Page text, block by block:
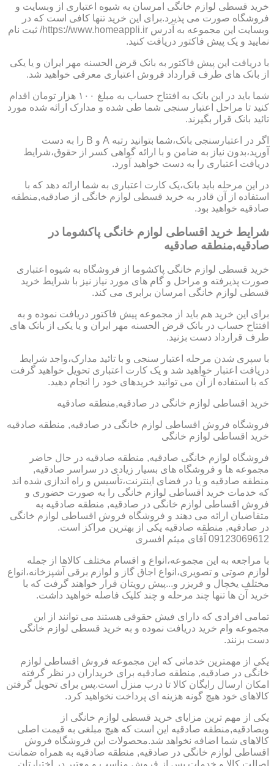
خرید قسطی لوازم خانگی امرسان به شیوه اعتباری از وبسایت و
فروشگاه صورت می پذیرد.برای این خرید تنها کافی است که در
وبسایت این مجموعه به آدرس https://www.homeappli.ir/ ثبت نام
نمایید و یک پیش فاکتور دریافت کنید.
با دریافت این پیش فاکتور به بانک قرض الحسنه مهر ایران و یا یکی
از بانک های طرف قرارداد فروش اعتباری معرفی خواهید شد.
شما باید در این بانک به افتتاح حساب به مبلغ ۱۰۰ هزار تومان اقدام
کنید تا مراحل اعتبار سنجی شما طی شده و مدارک ارائه شده مورد
تائید بانک قرار بگیرند.
اگر در اعتبارسنجی بانک،شما بتوانید رتبه A و B را به دست
آورید،بدون نیاز به ضامن و با ارائه گواهی کسر از حقوق،شرایط
دریافت اعتباری را به دست خواهید آورد.
در این مرحله باید بانک،یک کارت اعتباری به شما ارائه دهد که با
استفاده از آن قادر به خرید قسطی لوازم خانگی از صادقیه,منطقه
صادقیه خواهید بود.
شرایط خرید اقساطی لوازم خانگی پاکشوما در
صادقیه,منطقه صادقیه
خرید قسطی لوازم خانگی پاکشوما از فروشگاه به شیوه اعتباری
صورت پذیرفته و مراحل و گام های مورد نیاز نیز با شرایط خرید
قسطی لوازم خانگی امرسان برابری می کند.
برای این خرید هم باید از مجموعه پیش فاکتور دریافت نموده و به
افتتاح حساب در بانک قرض الحسنه مهر ایران و یا یکی از بانک های
طرف قرارداد دست بزنید.
با سپری شدن مرحله اعتبار سنجی و با تائید مدارک،واجد شرایط
دریافت اعتبار خواهید شد و یک کارت اعتباری تحویل خواهید گرفت
که با استفاده از آن می توانید خریدهای خود را انجام دهید.
خرید اقساطی لوازم خانگی در صادقیه,منطقه صادقیه
فروشگاه فروش اقساطی لوازم خانگی در صادقیه, منطقه صادقیه
خرید اقساطی لوازم خانگی
فروشگاه لوازم خانگی صادقیه, منطقه صادقیه در حال حاضر
مجموعه ها و فروشگاه های بسیار زیادی در سراسر صادقیه,
منطقه صادقیه و یا در فضای اینترنت،تأسیس و راه اندازی شده اند
که خدمات خرید اقساطی لوازم خانگی را به صورت حضوری و
فروش اقساطی لوازم خانگی در صادقیه, منطقه صادقیه به
متقاضیان ارائه می دهند و فروشگاه فروش اقساطی لوازم خانگی
در صادقیه, منطقه صادقیه یکی از بهترین مراکز است.
09123069612 آقای میثم افسری
با مراجعه به این مجموعه،انواع و اقسام مختلف کالاها از جمله
لوازم صوتی و تصویری،انواع اجاق گاز و لوازم برقی آشپزخانه،انواع
مختلف یخچال و فریزر و...پیش رویتان قرار خواهند گرفت که با
خرید آن ها تنها چند مرحله و چند کلیک فاصله خواهید داشت.
تمامی افرادی که دارای فیش حقوقی هستند می توانند از این
مجموعه وام خرید دریافت نموده و به خرید قسطی لوازم خانگی
دست بزنند.
یکی از مهمترین خدماتی که این مجموعه فروش اقساطی لوازم
خانگی در صادقیه, منطقه صادقیه برای خریداران در نظر گرفته
امکان ارسال رایگان کالا تا درب منزل است.پس برای تحویل گرفتن
کالاهای خود هیچ گونه هزینه ای پرداخت نخواهید کرد.
یکی از مهم ترین مزایای خرید قسطی لوازم خانگی از
وبصادقیه,منطقه صادقیه این است که هیچ مبلغی به قیمت اصلی
کالاهای شما اضافه نخواهد شد.محصولات این فروشگاه فروش
اقساطی لوازم خانگی در صادقیه, منطقه صادقیه به همراه ضمانت